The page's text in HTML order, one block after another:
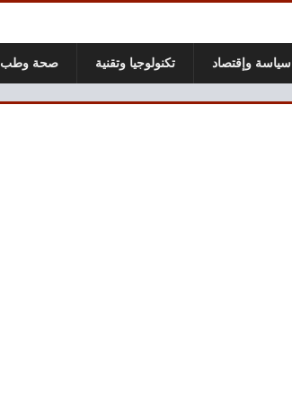
سياسة وإقتصاد تكنولوجيا وتقنية صحة وطب